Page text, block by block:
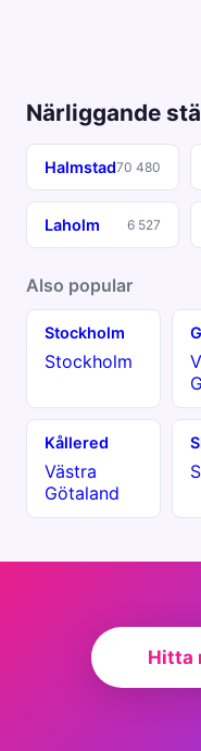
Närliggande
Halmstad70 480
Laholm 6 527
Also popular
Stockholm
Stockholm
Kållered
Västra
Götaland
Hitta